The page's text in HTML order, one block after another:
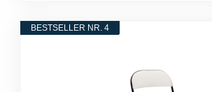
BESTSELLER NR. 4